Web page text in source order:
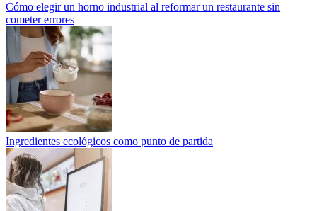
Cómo elegir un horno industrial al reformar un restaurante sin
cometer errores
Ingredientes ecológicos como punto de partida